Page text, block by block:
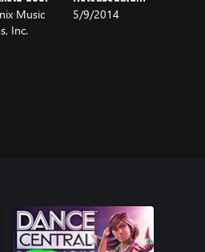
Music
Inc.
5/9/2014